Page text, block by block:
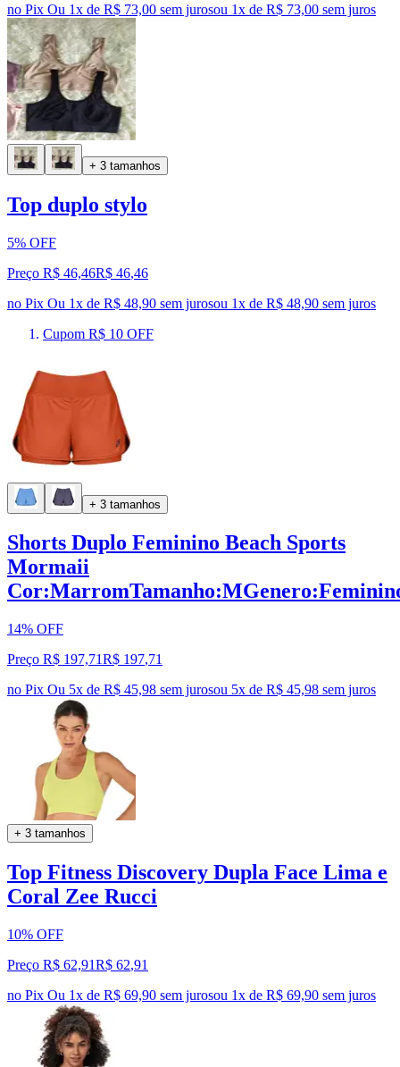
no Pix Ou 1x de R$ 73,00 sem jurosou 1x de R$ 73,00 sem juros
+ 3 tamanhos
Top duplo stylo
5% OFF
Preço R$ 46,46R$ 46,46
no Pix Ou 1x de R$ 48,90 sem jurosou 1x de R$ 48,90 sem juros
Cupom R$ 10 OFF
+ 3 tamanhos
Shorts Duplo Feminino Beach Sports
Mormaii
14% OFF
Preço R$ 197,71R$ 197,71
no Pix Ou 5x de R$ 45,98 sem jurosou 5x de R$ 45,98 sem juros
+ 3 tamanhos
Top Fitness Discovery Dupla Face Lima e
Coral Zee Rucci
10% OFF
Preço R$ 62,91R$ 62,91
no Pix Ou 1x de R$ 69,90 sem jurosou 1x de R$ 69,90 sem juros